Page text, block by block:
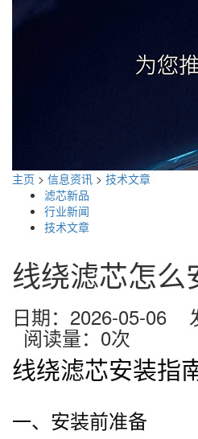
主页 > 信息资讯 > 技术文章
滤芯新品
行业新闻
技术文章
线绕滤芯怎么
日期：2026-05-06
阅读量： 0次
线绕滤芯安装指
一、安装前准备